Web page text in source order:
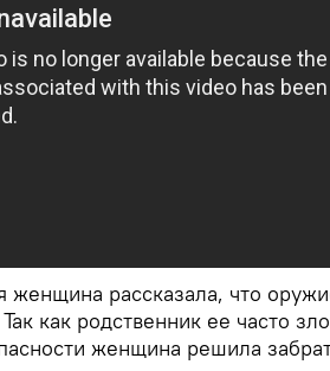
женщина рассказала, что
как родственник ее часто
женщина решила